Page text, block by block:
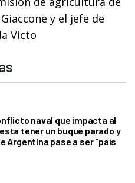
y el jefe de
Victo
naval que impacta al
tener un buque parado y
Argentina pase a ser "país